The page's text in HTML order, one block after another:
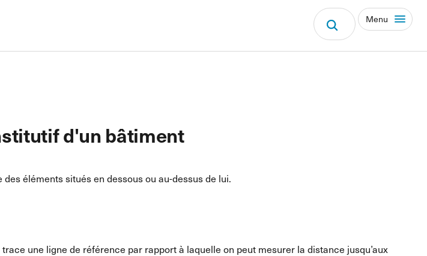
Menu
d'un bâtiment
éléments situés en dessous ou au-dessus de lui.
trace une ligne de référence par rapport à laquelle on peut mesurer la distance jusqu’aux